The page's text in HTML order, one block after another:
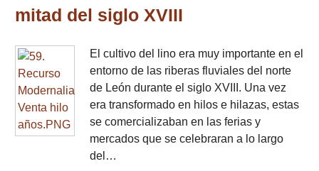
mitad del siglo XVIII
El cultivo del lino era muy importante en el
entorno de las riberas fluviales del norte
de León durante el siglo XVIII. Una vez
era transformado en hilos e hilazas, estas
se comercializaban en las ferias y
mercados que se celebraran a lo largo
del…